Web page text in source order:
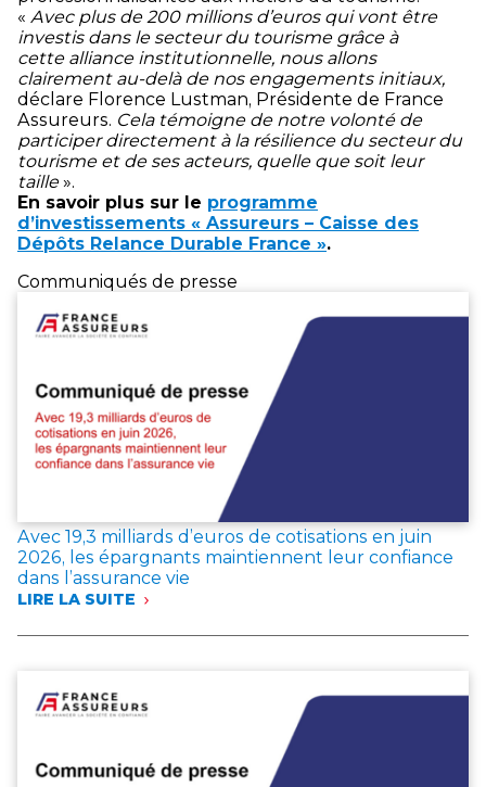
« Avec plus de 200 millions d’euros qui vont être
investis dans le secteur du tourisme grâce à
cette alliance institutionnelle, nous allons
clairement au-delà de nos engagements initiaux,
déclare Florence Lustman, Présidente de France
Assureurs. Cela témoigne de notre volonté de
participer directement à la résilience du secteur du
tourisme et de ses acteurs, quelle que soit leur
taille».
En savoir plus sur le programme
d’investissements « Assureurs – Caisse des
Dépôts Relance Durable France ».
Communiqués de presse
Avec 19,3 milliards d’euros de cotisations en juin
2026, les épargnants maintiennent leur confiance
dans l’assurance vie
LIRE LA SUITE
:
COTISATIONS
2026,